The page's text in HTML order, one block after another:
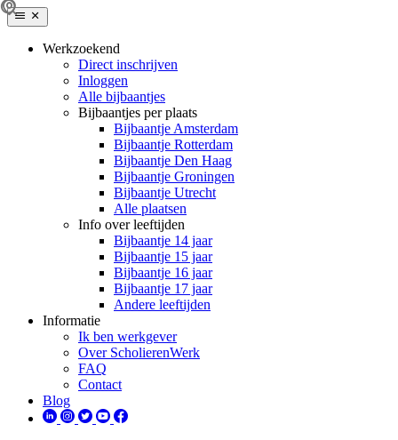
Werkzoekend
Direct inschrijven
Inloggen
Alle bijbaantjes
Bijbaantjes per plaats
Bijbaantje Amsterdam
Bijbaantje Rotterdam
Bijbaantje Den Haag
Bijbaantje Groningen
Bijbaantje Utrecht
Alle plaatsen
Info over leeftijden
Bijbaantje 14 jaar
Bijbaantje 15 jaar
Bijbaantje 16 jaar
Bijbaantje 17 jaar
Andere leeftijden
Informatie
Ik ben werkgever
Over ScholierenWerk
FAQ
Contact
Blog